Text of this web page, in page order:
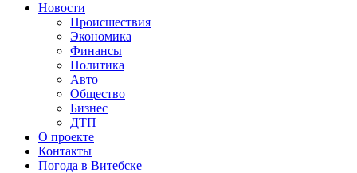
Новости
Происшествия
Экономика
Финансы
Политика
Авто
Общество
Бизнес
ДТП
О проекте
Контакты
Погода в Витебске